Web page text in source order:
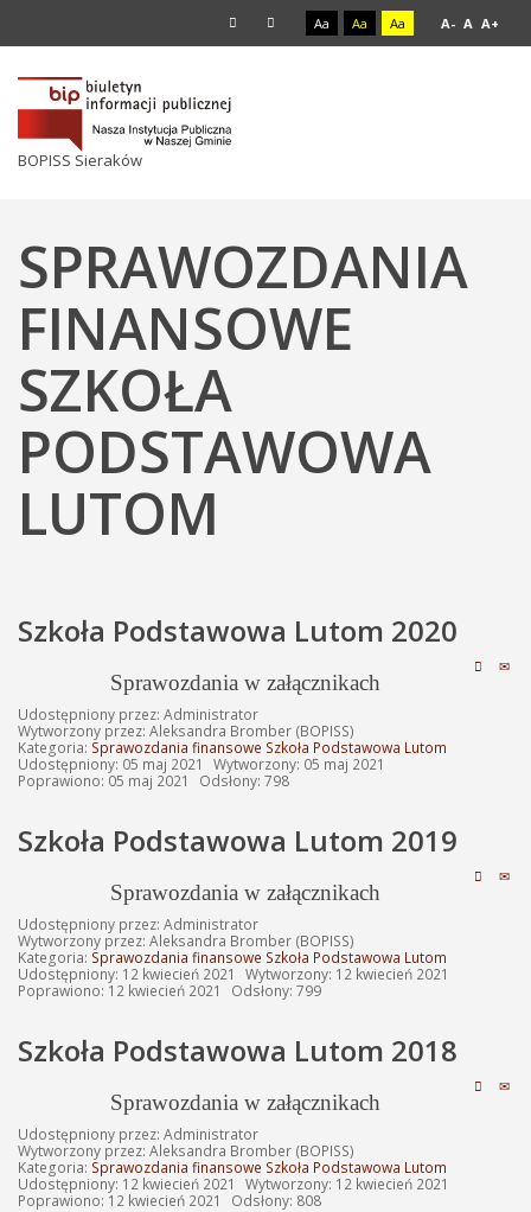
Aa Aa Aa A- A A+
BOPISS Sieraków
SPRAWOZDANIA
FINANSOWE
SZKOŁA
PODSTAWOWA
LUTOM
Szkoła Podstawowa Lutom 2020
Sprawozdania w załącznikach
Udostępniony przez: Administrator
Wytworzony przez: Aleksandra Bromber (BOPISS)
Kategoria: Sprawozdania finansowe Szkoła Podstawowa Lutom
Udostępniony: 05 maj 2021
Wytworzony: 05 maj 2021
Poprawiono: 05 maj 2021
Odsłony: 798
Szkoła Podstawowa Lutom 2019
Sprawozdania w załącznikach
Udostępniony przez: Administrator
Wytworzony przez: Aleksandra Bromber (BOPISS)
Kategoria: Sprawozdania finansowe Szkoła Podstawowa Lutom
Udostępniony: 12 kwiecień 2021
Wytworzony: 12 kwiecień 2021
Poprawiono: 12 kwiecień 2021
Odsłony: 799
Szkoła Podstawowa Lutom 2018
Sprawozdania w załącznikach
Udostępniony przez: Administrator
Wytworzony przez: Aleksandra Bromber (BOPISS)
Kategoria: Sprawozdania finansowe Szkoła Podstawowa Lutom
Udostępniony: 12 kwiecień 2021
Wytworzony: 12 kwiecień 2021
Poprawiono: 12 kwiecień 2021
Odsłony: 808